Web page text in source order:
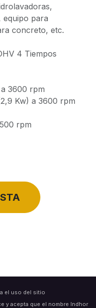
equipo para
concreto, etc.
4 Tiempos
3600 rpm
Kw) a 3600 rpm
rpm
el uso del sitio
y acepta que el nombre Indhor